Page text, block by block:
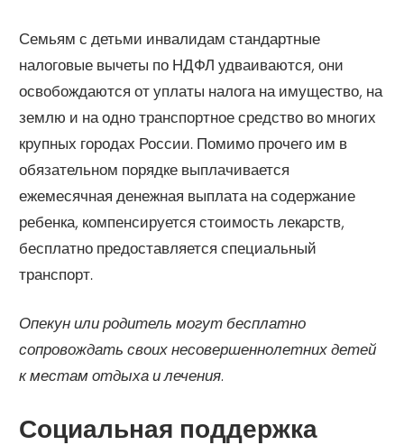
Семьям с детьми инвалидам стандартные
налоговые вычеты по НДФЛ удваиваются, они
освобождаются от уплаты налога на имущество, на
землю и на одно транспортное средство во многих
крупных городах России. Помимо прочего им в
обязательном порядке выплачивается
ежемесячная денежная выплата на содержание
ребенка, компенсируется стоимость лекарств,
бесплатно предоставляется специальный
транспорт.
Опекун или родитель могут бесплатно
сопровождать своих несовершеннолетних детей
к местам отдыха и лечения.
Социальная поддержка